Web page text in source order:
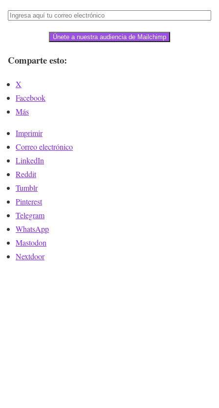
Comparte esto:
Facebook
Más
Imprimir
Correo electrónico
LinkedIn
Reddit
Tumblr
Pinterest
Telegram
WhatsApp
Mastodon
Nextdoor